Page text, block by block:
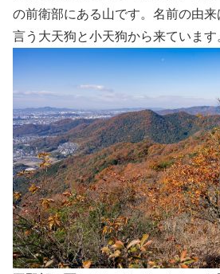
の前衛部にある山です。名前の由
言う大天狗と小天狗から来ています